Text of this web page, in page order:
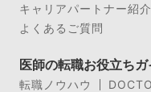
キャリアパートナー紹介
よくあるご質問
医師の転職お役立ちガ
転職ノウハウ